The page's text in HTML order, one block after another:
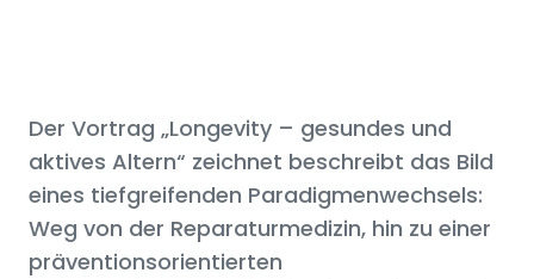
Der Vortrag „Longevity – gesundes und
aktives Altern“ zeichnet beschreibt das Bild
eines tiefgreifenden Paradigmenwechsels:
Weg von der Reparaturmedizin, hin zu einer
präventionsorientierten